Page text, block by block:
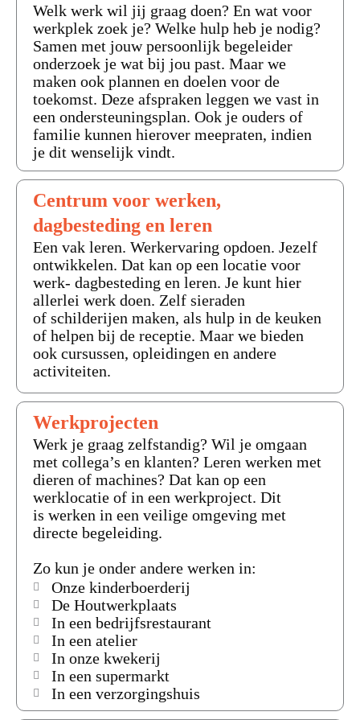
Welk werk wil jij graag doen? En wat voor
werkplek zoek je? Welke hulp heb je nodig?
Samen met jouw persoonlijk begeleider
onderzoek je wat bij jou past. Maar we
maken ook plannen en doelen voor de
toekomst. Deze afspraken leggen we vast in
een ondersteuningsplan. Ook je ouders of
familie kunnen hierover meepraten, indien
je dit wenselijk vindt.
Centrum voor werken,
dagbesteding en leren
Een vak leren. Werkervaring opdoen. Jezelf
ontwikkelen. Dat kan op een locatie voor
werk- dagbesteding en leren. Je kunt hier
allerlei werk doen. Zelf sieraden
of schilderijen maken, als hulp in de keuken
of helpen bij de receptie. Maar we bieden
ook cursussen, opleidingen en andere
activiteiten.
Werkprojecten
Werk je graag zelfstandig? Wil je omgaan
met collega’s en klanten? Leren werken met
dieren of machines? Dat kan op een
werklocatie of in een werkproject. Dit
is werken in een veilige omgeving met
directe begeleiding.
Zo kun je onder andere werken in:
Onze kinderboerderij
De Houtwerkplaats
In een bedrijfsrestaurant
In een atelier
In onze kwekerij
In een supermarkt
In een verzorgingshuis